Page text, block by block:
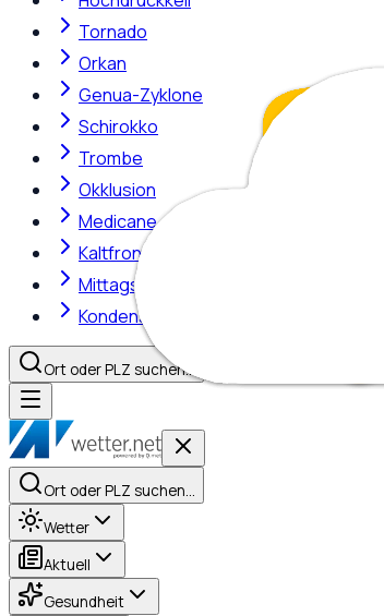
Tornado
Orkan
Genua-Zyklone
Schirokko
Trombe
Okklusion
Medicane
Kaltfront
Mittagshitze
Kondensstreifen
Ort oder PLZ suchen…
Ort oder PLZ suchen…
Wetter
Aktuell
Gesundheit